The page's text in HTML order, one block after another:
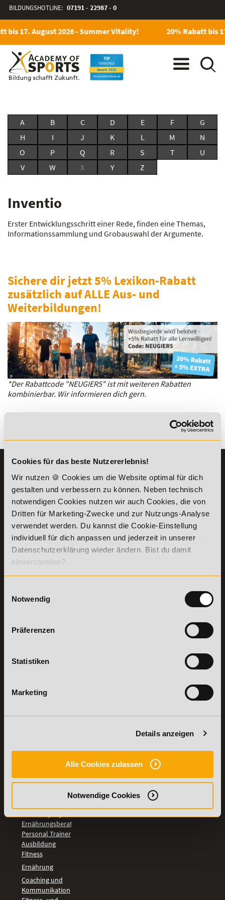
Cookies für das beste Nutzererlebnis!
Wir nutzen 🍪 Cookies um die Website optimal für dich
gestalten und verbessern zu können. Neben technisch
notwendigen Cookies nutzen wir auch Cookies, die von
Dritten für Marketing-Zwecke und zur Nutzungs-Analyse
verwendet werden. Du kannst die Cookie-Einstellung
individuell für dich anpassen und jederzeit in unserer
Datenschutzerklärung wieder ändern. Bist du damit
einverstanden?
Notwendig
Präferenzen
Statistiken
Marketing
Details anzeigen
Alle Cookies zulassen
Notwendige Cookies
BILDUNGSHOTLINE: 07191 - 22987 - 0
bis 17. August 2026 - Summer Vitality! 20% Rabatt bis
A B C D E F
G
H
I J K L M
N
O
P Q R S T
U
V
W X Y Z
Inventio
Erster Entwicklungsschritt einer Rede, finden eine Themas,
Informationssammlung und Grobauswahl der Argumente.
Sichere dir jetzt 5% Lexikon-Rabatt
zusätzlich auf ALLE Aus- und
Weiterbildungen!
*Der Rabattcode "NEUGIER5" ist mit weiteren Rabatten
kombinierbar. Wir informieren dich gern.
Es gibt keine Einträge mit diesem Anfangsbuchstaben.
07191-22987-0
WhatsApp:
+49 (0) 7191 9513201
Academy of Sports GmbH
Willy-Brandt-Platz 2
71522
Backnang
Erreichbarkeit:
Montag bis Donnerstag: 8:00 - 19:00 Uhr
widerrufen
Die Academy
Lehr- und
Lernmethoden
PreisFAIRsprechen
Online Campus
Bring a Friend
Partnerprogramm
der Academy of
Stellenangebote
Weiterbildungen
LEHRGÄNGE
und B-Lizenz
Ernährungsberater
Personal Coach
werden
Mentaltrainer
BILDUNGSBEREICHE
Ernährungsberater
Personal Trainer
Ausbildung
Fitness
Ernährung
Coaching und
Kommunikation